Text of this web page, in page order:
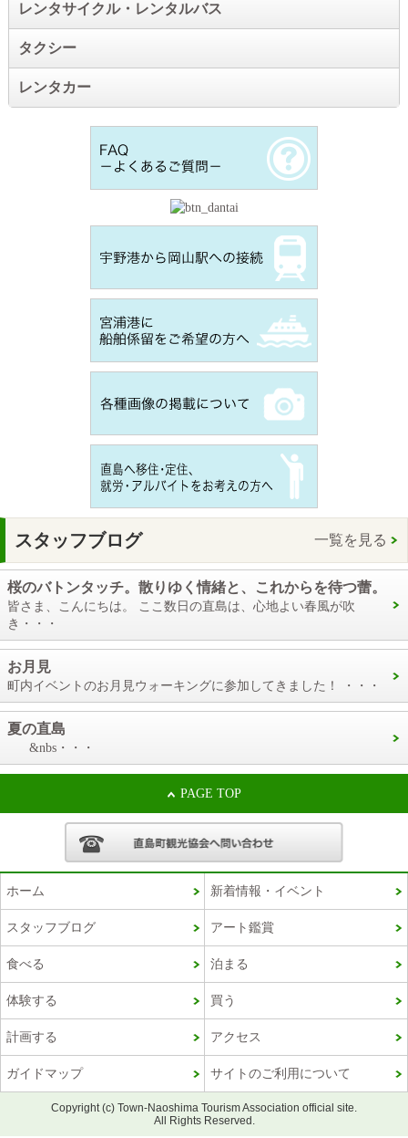
レンタサイクル・レンタルバス
タクシー
レンタカー
スタッフブログ 一覧を見る
桜のバトンタッチ。散りゆく情緒と、これからを待つ蕾。
皆さま、こんにちは。 ここ数日の直島は、心地よい春風が吹
き・・・
お月見
町内イベントのお月見ウォーキングに参加してきました！ ・・・
夏の直島
&nbs・・・
PAGE TOP
ホーム 新着情報・イベント
スタッフブログ アート鑑賞
食べる 泊まる
体験する 買う
計画する アクセス
ガイドマップ サイトのご利用について
Copyright (c) Town-Naoshima Tourism Association official site.
All Rights Reserved.Korean